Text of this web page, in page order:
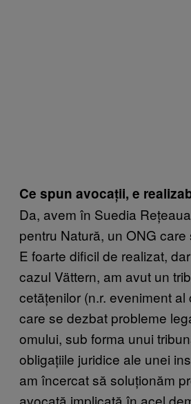
Ce spun avocații, e
Da, avem în Suedia
pentru Natură, un ONG
E foarte dificil de realizat,
cazul Vättern, am avut un
cetățenilor (n.r. eveniment al
care se dezbat probleme
omului, sub forma unui
obligațiile juridice ale unei
am încercat să soluționăm
avocată implicată în acel